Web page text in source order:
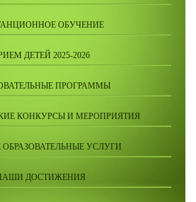
ОБУЧЕНИЕ
ДЕТЕЙ 2025-2026
ПРОГРАММЫ
КОНКУРСЫ И МЕРОПРИЯТИЯ
УСЛУГИ
ДОСТИЖЕНИЯ